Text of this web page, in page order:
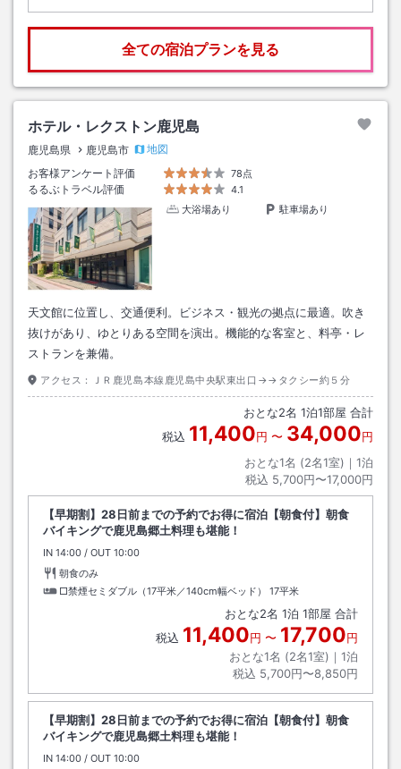
全ての宿泊プランを見る
ホテル・レクストン鹿児島
鹿児島県 鹿児島市
地図
お客様アンケート評価
78点
るるぶトラベル評価
4.1
大浴場あり
駐車場あり
天文館に位置し、交通便利。ビジネス・観光の拠点に最適。吹き
抜けがあり、ゆとりある空間を演出。機能的な客室と、料亭・レ
ストランを兼備。
アクセス： ＪＲ鹿児島本線鹿児島中央駅東出口→→タクシー約５分
おとな2名 1泊1部屋 合計
税込 11,400円 〜 34,000円
おとな1名 (2名1室)｜ 1泊
税込 5,700円〜17,000円
【早期割】28日前までの予約でお得に宿泊【朝食付】朝食
バイキングで鹿児島郷土料理も堪能！
IN チェックイン
14:00 / OUT チェックアウト
10:00
朝食のみ
□禁煙セミダブル（17平米／140cm幅ベッド）
17平米
おとな2名 1泊 1部屋 合計
税込 11,400円 〜 17,700円
おとな1名 (2名1室)｜ 1泊
税込 5,700円〜8,850円
【早期割】28日前までの予約でお得に宿泊【朝食付】朝食
バイキングで鹿児島郷土料理も堪能！
IN チェックイン
14:00 / OUT チェックアウト
10:00